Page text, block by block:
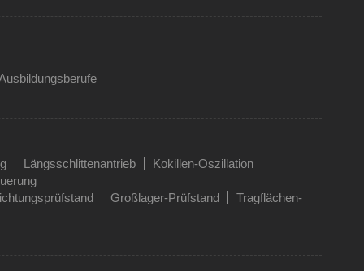
Längsschlittenantrieb
Kokillen-Oszillation
Großlager-Prüfstand Tragflächen-